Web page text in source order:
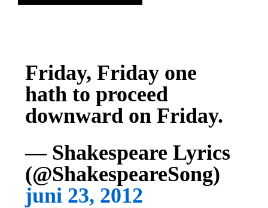
Friday, Friday one
hath to proceed
downward on Friday.
— Shakespeare Lyrics
(@ShakespeareSong)
juni 23, 2012